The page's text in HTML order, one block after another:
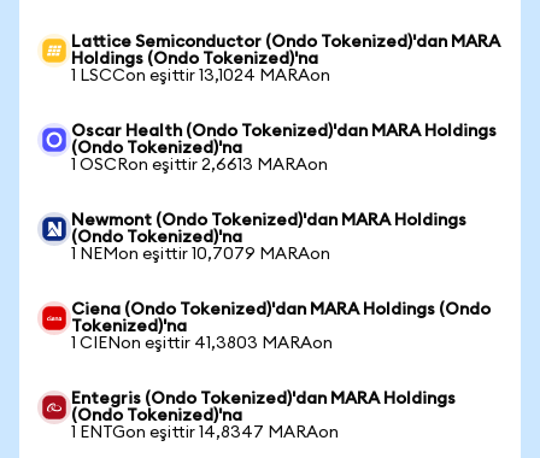
Lattice Semiconductor (Ondo Tokenized)'dan MARA
Holdings (Ondo Tokenized)'na
1 LSCCon eşittir 13,1024 MARAon
Oscar Health (Ondo Tokenized)'dan MARA Holdings
(Ondo Tokenized)'na
1 OSCRon eşittir 2,6613 MARAon
Newmont (Ondo Tokenized)'dan MARA Holdings
(Ondo Tokenized)'na
1 NEMon eşittir 10,7079 MARAon
Ciena (Ondo Tokenized)'dan MARA Holdings (Ondo
Tokenized)'na
1 CIENon eşittir 41,3803 MARAon
Entegris (Ondo Tokenized)'dan MARA Holdings
(Ondo Tokenized)'na
1 ENTGon eşittir 14,8347 MARAon